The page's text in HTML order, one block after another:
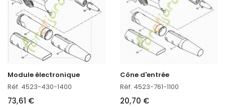
Module électronique
Réf. 4523-430-1400
73,61 €
Cône d'entrée
Réf. 4523-761-1100
20,70 €